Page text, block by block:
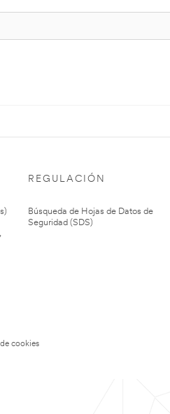
REGULACIÓN
Búsqueda de Hojas de Datos de
Seguridad (SDS)
cookies